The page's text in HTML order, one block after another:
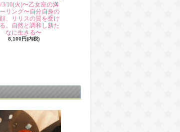
3/10(火)〜乙女座の満
リング〜自分自身の
、リリスの質を受け
。自然と調和し新た
なに生きる〜
8,100円(内税)